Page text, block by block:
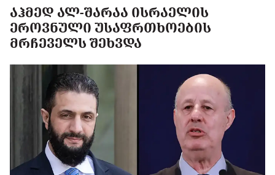
ᲐᲰᲛᲔᲓ ᲐᲚ-ᲨᲐᲠᲐᲐ ᲘᲡᲠᲐᲔᲚᲘᲡ
ᲔᲠᲝᲕᲜᲣᲚᲘ ᲣᲡᲐᲤᲠᲗᲮᲝᲔᲑᲘᲡ
ᲛᲠᲩᲔᲕᲔᲚᲡ ᲨᲔᲮᲕᲓᲐ